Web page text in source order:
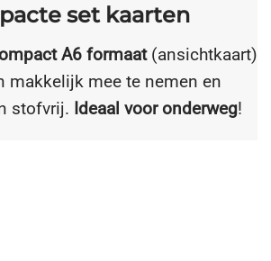
set kaarten
A6 formaat(ansichtkaart)
makkelijk mee te nemen en
stofvrij. Ideaal voor onderweg!